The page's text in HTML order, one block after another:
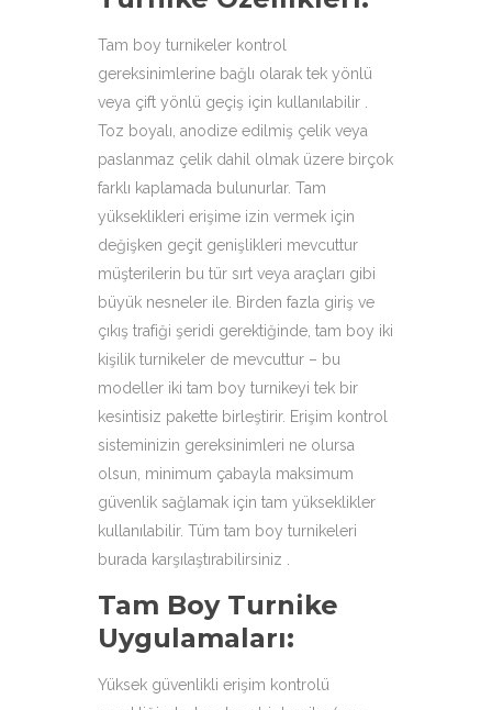
Tam boy turnikeler kontrol
gereksinimlerine bağlı olarak tek yönlü
veya çift yönlü geçiş için kullanılabilir .
Toz boyalı, anodize edilmiş çelik veya
paslanmaz çelik dahil olmak üzere birçok
farklı kaplamada bulunurlar. Tam
yükseklikleri erişime izin vermek için
değişken geçit genişlikleri mevcuttur
müşterilerin bu tür sırt veya araçları gibi
büyük nesneler ile. Birden fazla giriş ve
çıkış trafiği şeridi gerektiğinde, tam boy iki
kişilik turnikeler de mevcuttur – bu
modeller iki tam boy turnikeyi tek bir
kesintisiz pakette birleştirir. Erişim kontrol
sisteminizin gereksinimleri ne olursa
olsun, minimum çabayla maksimum
güvenlik sağlamak için tam yükseklikler
kullanılabilir. Tüm tam boy turnikeleri
burada karşılaştırabilirsiniz .
Tam Boy Turnike
Uygulamaları:
Yüksek güvenlikli erişim kontrolü